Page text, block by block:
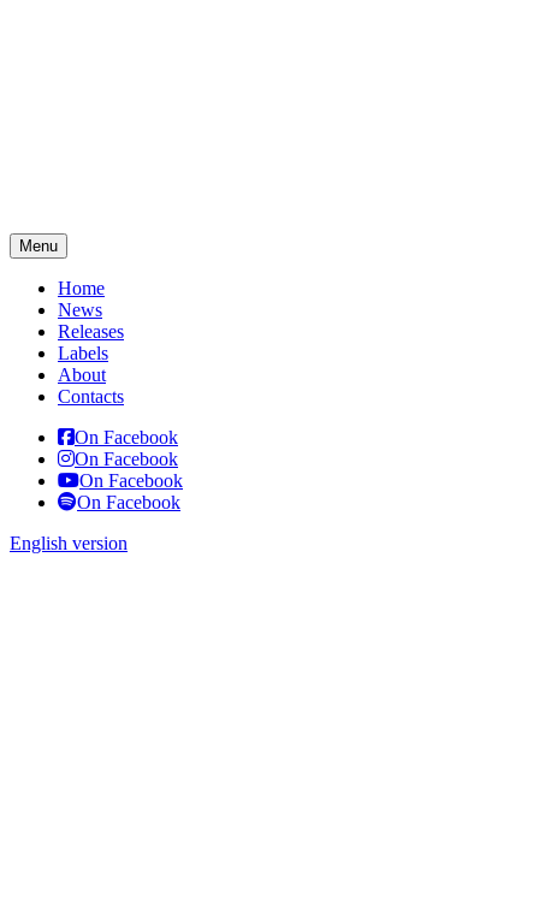
Menu
Home
News
Releases
Labels
About
Contacts
On Facebook
On Facebook
On Facebook
On Facebook
English version